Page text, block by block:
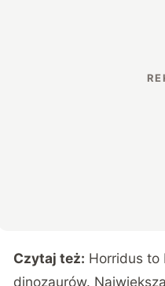
Czytaj też: Horridus to
dinozaurów.